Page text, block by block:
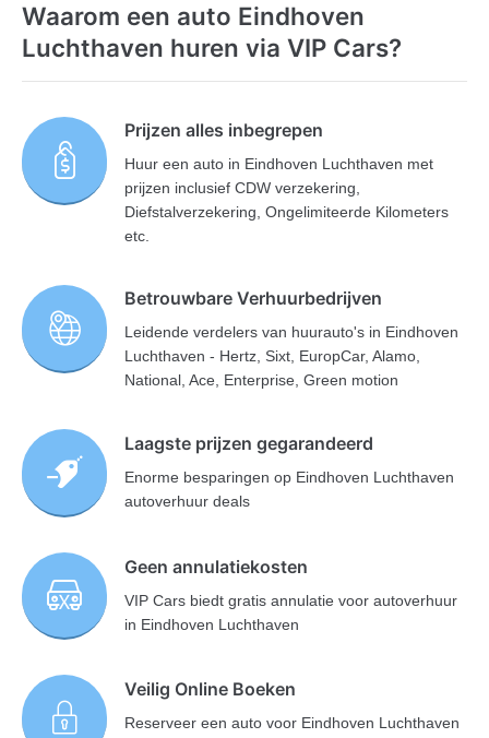
Waarom een auto Eindhoven
Luchthaven huren via VIP Cars?
Prijzen alles inbegrepen
Huur een auto in Eindhoven Luchthaven met
prijzen inclusief CDW verzekering,
Diefstalverzekering, Ongelimiteerde Kilometers
etc.
Betrouwbare Verhuurbedrijven
Leidende verdelers van huurauto's in Eindhoven
Luchthaven - Hertz, Sixt, EuropCar, Alamo,
National, Ace, Enterprise, Green motion
Laagste prijzen gegarandeerd
Enorme besparingen op Eindhoven Luchthaven
autoverhuur deals
Geen annulatiekosten
VIP Cars biedt gratis annulatie voor autoverhuur
in Eindhoven Luchthaven
Veilig Online Boeken
Reserveer een auto voor Eindhoven Luchthaven